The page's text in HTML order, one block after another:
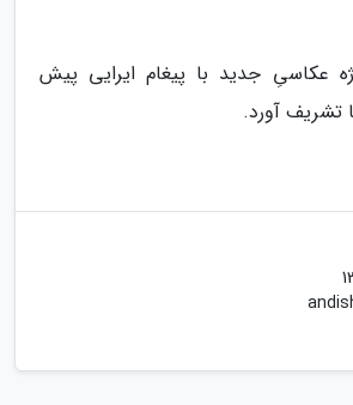
عکاسیِ جدید با پیغام ایرایی پیش
تشریف آورد.